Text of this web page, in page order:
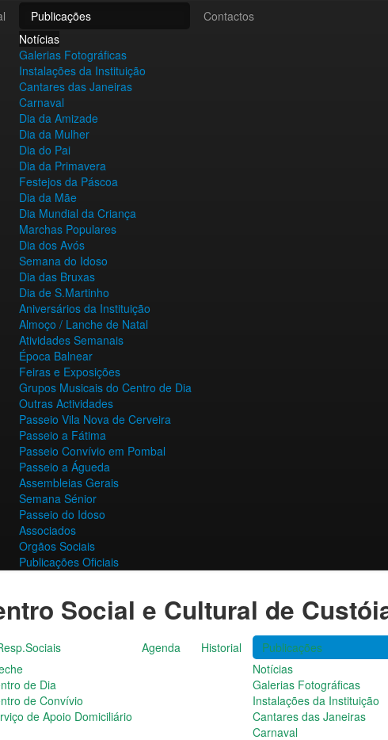
Publicações
Notícias
Galerias Fotográficas
Instalações da Instituição
Cantares das Janeiras
Carnaval
Dia da Amizade
Dia da Mulher
Dia do Pai
Dia da Primavera
Festejos da Páscoa
Dia da Mãe
Dia Mundial da Criança
Marchas Populares
Dia dos Avós
Semana do Idoso
Dia das Bruxas
Dia de S.Martinho
Aniversários da Instituição
Almoço / Lanche de Natal
Atividades Semanais
Época Balnear
Feiras e Exposições
Grupos Musicais do Centro de Dia
Outras Actividades
Passeio Vila Nova de Cerveira
Passeio a Fátima
Passeio Convívio em Pombal
Passeio a Águeda
Assembleias Gerais
Semana Sénior
Passeio do Idoso
Associados
Orgãos Sociais
Publicações Oficiais
Contactos
Social e Cultural de
de Dia
de Convívio
de Apoio Domiciliário
Agenda Historial
Publicações
Notícias
Galerias Fotográficas
Instalações da Instituição
Cantares das Janeiras
Carnaval